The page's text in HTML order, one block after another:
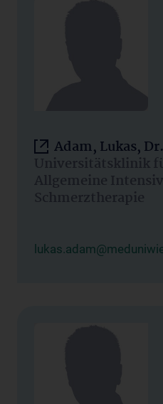
Adam, Lukas,
Universitätsklinik
Allgemeine
Schmerztherapie